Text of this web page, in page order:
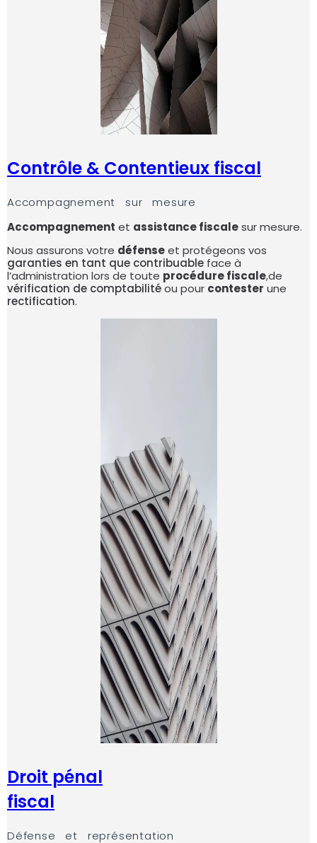
Contrôle & Contentieux fiscal
Accompagnement sur mesure
Accompagnement et assistance fiscalesur mesure.
Nous assurons votre défenseet protégeons vos
garanties en tant que contribuable face à
l’administration lors de toute procédure fiscale,de
vérification de comptabilitéou pour contester une
rectification.
Droit pénal
fiscal
Défense et représentation